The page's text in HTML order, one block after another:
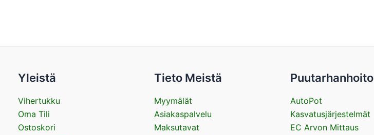
Yleistä
Vihertukku
Oma Tili
Ostoskori
Tieto Meistä
Myymälät
Asiakaspalvelu
Maksutavat
Puutarhanhoito
AutoPot
Kasvatusjärjestelmät
EC Arvon Mittaus